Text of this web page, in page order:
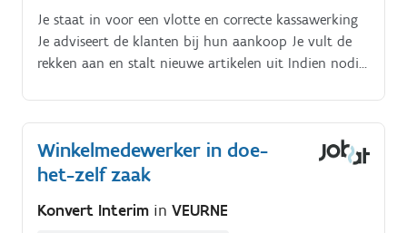
Je staat in voor een vlotte en correcte kassawerking
Je adviseert de klanten bij hun aankoop Je vult de
rekken aan en stalt nieuwe artikelen uit Indien nodig
Winkelmedewerker in doe-
het-zelf zaak
Konvert Interim in VEURNE